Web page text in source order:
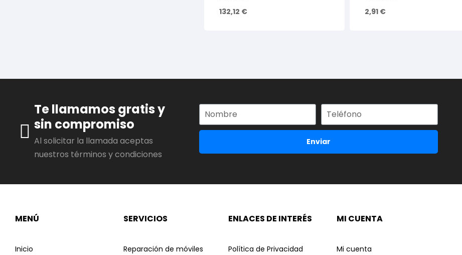
132,12 € 2,91 €
Te llamamos gratis y
sin compromiso
Al solicitar la llamada aceptas
nuestros términos y condiciones
Enviar
MENÚ
Inicio
SERVICIOS
Reparación de móviles
ENLACES DE INTERÉS
Política de Privacidad
MI CUENTA
Mi cuenta